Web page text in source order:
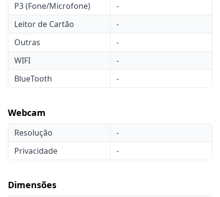
P3 (Fone/Microfone)
-
Leitor de Cartão
-
Outras
-
WIFI
-
BlueTooth
-
Webcam
Resolução
-
Privacidade
-
Dimensões